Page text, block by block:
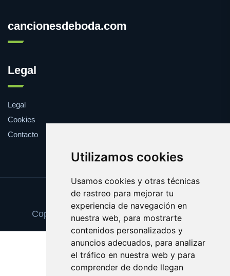
Utilizamos cookies
Usamos cookies y otras técnicas
de rastreo para mejorar tu
experiencia de navegación en
nuestra web, para mostrarte
contenidos personalizados y
anuncios adecuados, para analizar
el tráfico en nuestra web y para
comprender de donde llegan
cancionesdeboda.com
Legal
Legal
Cookies
Contacto
Update cookies preferences
Copyright © 2025 cancionesdeboda.com